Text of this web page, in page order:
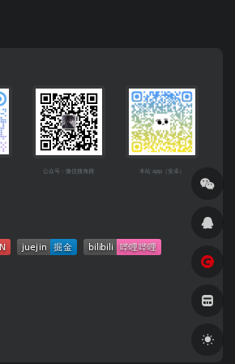
公众号：微信搜海拥 本站 app（安卓）